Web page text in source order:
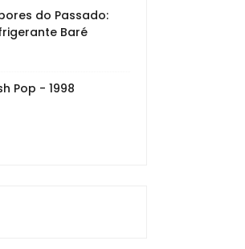
do Passado:
Baré
Pop - 1998